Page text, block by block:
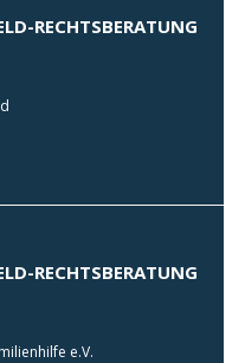
RECHTSBERATUNG
RECHTSBERATUNG
e.V.